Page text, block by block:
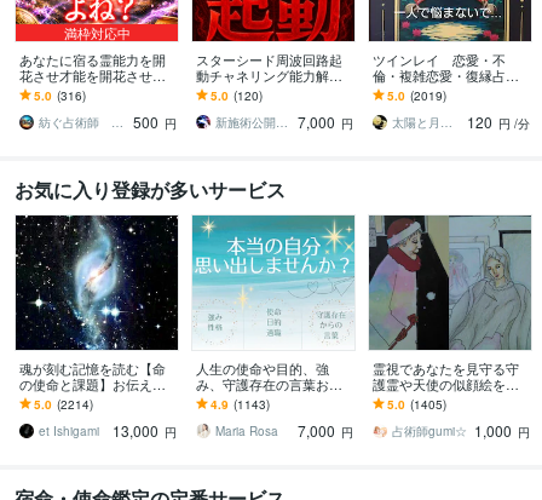
満枠対応中
あなたに宿る霊能力を開
花させ才能を開花させま
す 霊感・霊力の覚醒|未来
を切り開き、運命を幸福
にする至高の鑑定
5.0 (316)
紡ぐ占術師 宗馬【観音千里眼×呪術】
500 円
スターシード周波回路起
動チャネリング能力解放
します 光而＋神核のエネ
ルギーラインを整えESP
能力最大化を導きます
5.0 (120)
新施術公開→≪相手意識強制変化≫◆星桜龍
7,000 円
ツインレイ 恋愛・不
倫・複雑恋愛・復縁占い
ます ツインレイ☯️気にな
る方！是非、占います✨
5.0 (2019)
太陽と月の光
120 円 /分
お気に入り登録が多いサービス
魂が刻む記憶を読む【命
の使命と課題】お伝えし
ます 魂に秘められた人生
の願いを思い出し、真実
の〈自分〉を生きる
5.0 (2214)
et Ishigami
13,000 円
人生の使命や目的、強
み、守護存在の言葉お伝
えします 自分らしさを思
い出し、より輝いて生き
ていきませんか？
4.9 (1143)
Maria Rosa
7,000 円
霊視であなたを見守る守
護霊や天使の似顔絵を描
きます あなたの守護霊or
天使orガーディアンの似
顔絵とメッセージ！
5.0 (1405)
占術師gumi☆ 1,000 円